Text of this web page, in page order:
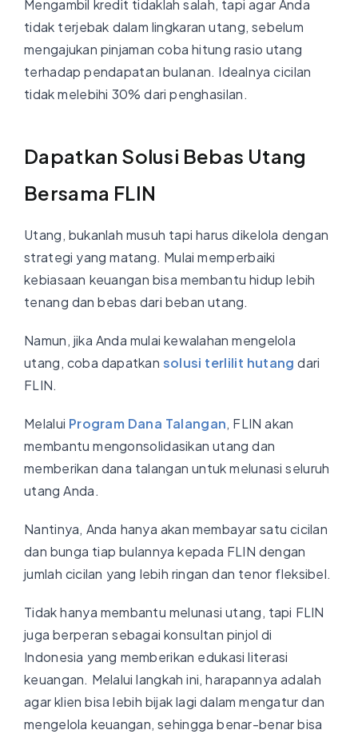
Mengambil kredit tidaklah salah, tapi agar Anda
tidak terjebak dalam lingkaran utang, sebelum
mengajukan pinjaman coba hitung rasio utang
terhadap pendapatan bulanan. Idealnya cicilan
tidak melebihi 30% dari penghasilan.
Dapatkan Solusi Bebas Utang
Bersama FLIN
Utang, bukanlah musuh tapi harus dikelola dengan
strategi yang matang. Mulai memperbaiki
kebiasaan keuangan bisa membantu hidup lebih
tenang dan bebas dari beban utang.
Namun, jika Anda mulai kewalahan mengelola
utang, coba dapatkan solusi terlilit hutang​ dari
FLIN.
Melalui Program Dana Talangan, FLIN akan
membantu mengonsolidasikan utang dan
memberikan dana talangan untuk melunasi seluruh
utang Anda.
Nantinya, Anda hanya akan membayar satu cicilan
dan bunga tiap bulannya kepada FLIN dengan
jumlah cicilan yang lebih ringan dan tenor fleksibel.
Tidak hanya membantu melunasi utang, tapi FLIN
juga berperan sebagai konsultan pinjol di
Indonesia yang memberikan edukasi literasi
keuangan. Melalui langkah ini, harapannya adalah
agar klien bisa lebih bijak lagi dalam mengatur dan
mengelola keuangan, sehingga benar-benar bisa